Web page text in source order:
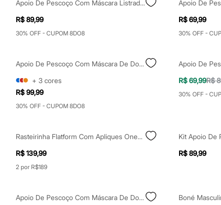
Moda esportiva
Shorts e Saias
Vestidos
Masculino
Inverno
Novidades
Roupas
Bermudas
Camisas
Calças
Polos
Acessórios
Bolsas e Mochilas
Chapéus e Bonés
Óculos
Relógios
Apoio De Pescoço Com Máscara Listrado Colorido
R$ 89,99
30% OFF - CUPOM 8DO8
R$ 69,99
30% OFF -
Apoio De Pescoço Com Máscara De Dormir Marrom
+ 3 cores
R$ 99,99
30% OFF - CUPOM 8DO8
R$ 69,99R$
30% OFF -
Rasteirinha Flatform Com Apliques Oneself Marrom
R$ 139,99
2 por R$189
R$ 89,99
Apoio De Pescoço Com Máscara De Dormir Preto